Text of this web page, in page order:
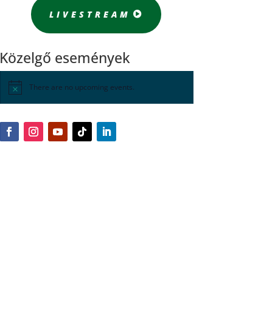
LIVESTREAM
Közelgő események
There are no upcoming events.